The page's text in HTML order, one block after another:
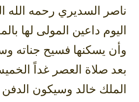
ناصر السديري رحمه الله
اليوم داعين المولى لها
وأن يسكنها فسيح جناته
بعد صلاة العصر غداً
الملك خالد وسيكون الدفن